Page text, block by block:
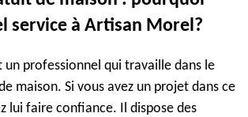
service à Artisan Morel?
professionnel qui travaille dans le
maison. Si vous avez un projet dans ce
lui faire confiance. Il dispose des